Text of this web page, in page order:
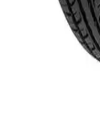
Petlas 205/55 R16 91H
ve dayanıklılığıyla
teknolojilerle
Petlas 185/65 R14
Yüksek